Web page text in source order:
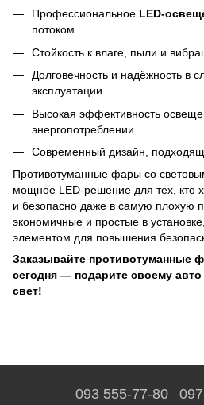
Профессиональное LED-
потоком.
Стойкость к влаге, пыли и
Долговечность и надёжность в
эксплуатации.
Высокая эффективность
энергопотреблении.
Современный дизайн,
Противотуманные фары со
мощное LED-решение для тех, кто
и безопасно даже в самую плохую
экономичные и простые в
элементом для повышения
Заказывайте противотуманные
сегодня — подарите своему
свет!
093 555-77-80